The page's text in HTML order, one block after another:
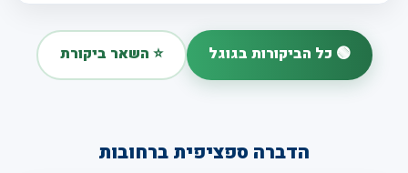
🟢 כל הביקורות בגוגל ⭐ השאר ביקורת
הדברה ספציפית ברחובות